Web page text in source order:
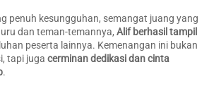
penuh kesungguhan, semangat juang yang
dan teman-temannya, Alif berhasil tampil
peserta lainnya. Kemenangan ini bukan
tapi juga cerminan dedikasi dan cinta
.